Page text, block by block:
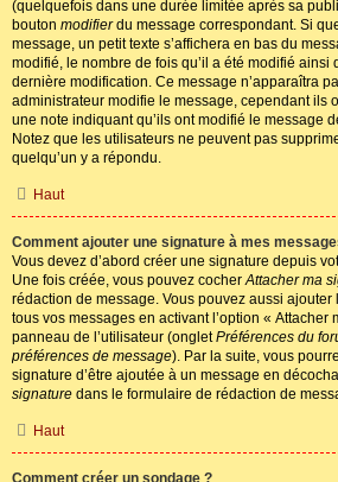
(quelquefois dans une durée limitée après sa
bouton modifierdu message correspondant. Si
message, un petit texte s’affichera en bas du
modifié, le nombre de fois qu’il a été modifié ainsi
dernière modification. Ce message n’apparaîtra
administrateur modifie le message, cependant ils
une note indiquant qu’ils ont modifié le message
Notez que les utilisateurs ne peuvent pas
quelqu’un y a répondu.
Haut
Comment ajouter une signature à mes
Vous devez d’abord créer une signature depuis
Une fois créée, vous pouvez cocher Attacher ma
rédaction de message. Vous pouvez aussi ajouter
tous vos messages en activant l’option « Attacher
panneau de l’utilisateur (ongletPréférences du
préférences de message). Par la suite, vous
signature d’être ajoutée à un message en
signature dans le formulaire de rédaction de
Haut
Comment créer un sondage ?